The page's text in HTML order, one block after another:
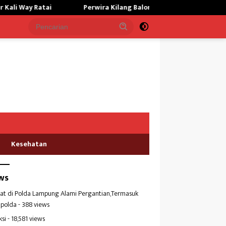
Perwira Kilang Balongan Gelar Doa Bersama, Perkuat Integritas
Kesehatan
di Polda Lampung Alami Pergantian,Termasuk
- 388 views
- 18,581 views